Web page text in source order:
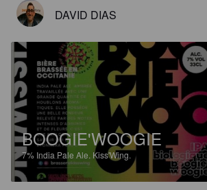
DAVID DIAS
BOOGIE'WOOGIE
7% India Pale Ale. Kiss'Wing.